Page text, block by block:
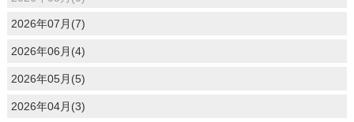
2026年07月(7)
2026年06月(4)
2026年05月(5)
2026年04月(3)